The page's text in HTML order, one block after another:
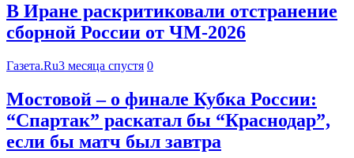
В Иране раскритиковали отстранение
сборной России от ЧМ-2026
Газета.Ru3 месяца спустя 0
Мостовой – о финале Кубка России:
“Спартак” раскатал бы “Краснодар”,
если бы матч был завтра